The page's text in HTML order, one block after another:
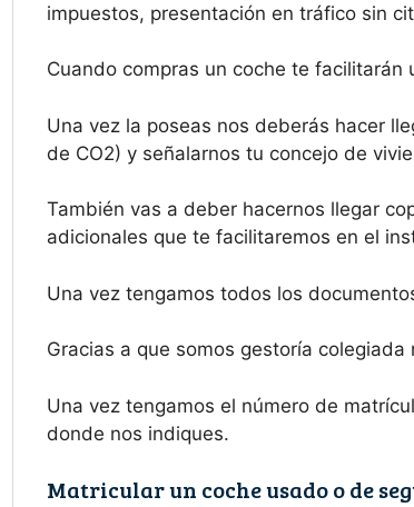
impuestos, presentación en tráfico sin
Cuando compras un coche te
Una vez la poseas nos deberás hacer
de CO2) y señalarnos tu concejo de
También vas a deber hacernos llegar
adicionales que te facilitaremos en el
Una vez tengamos todos los
Gracias a que somos gestoría
Una vez tengamos el número de
donde nos indiques.
Matricular un coche usado o de